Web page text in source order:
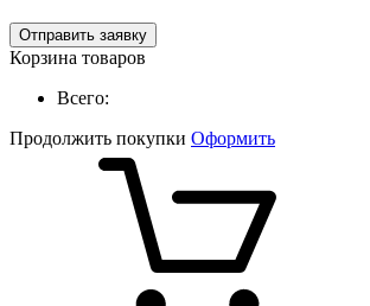
Отправить заявку
Корзина товаров
Всего:
Продолжить покупки Оформить